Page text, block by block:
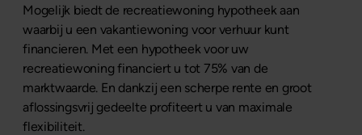
Mogelijk biedt de recreatiewoning hypotheek aan
waarbij u een vakantiewoning voor verhuur kunt
financieren. Met een hypotheek voor uw
recreatiewoning financiert u tot 75% van de
marktwaarde. En dankzij een scherpe rente en groot
aflossingsvrij gedeelte profiteert u van maximale
flexibiliteit.